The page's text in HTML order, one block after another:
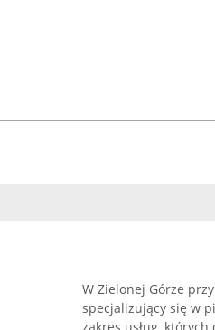
W Zielonej Górze
specjalizujący się w